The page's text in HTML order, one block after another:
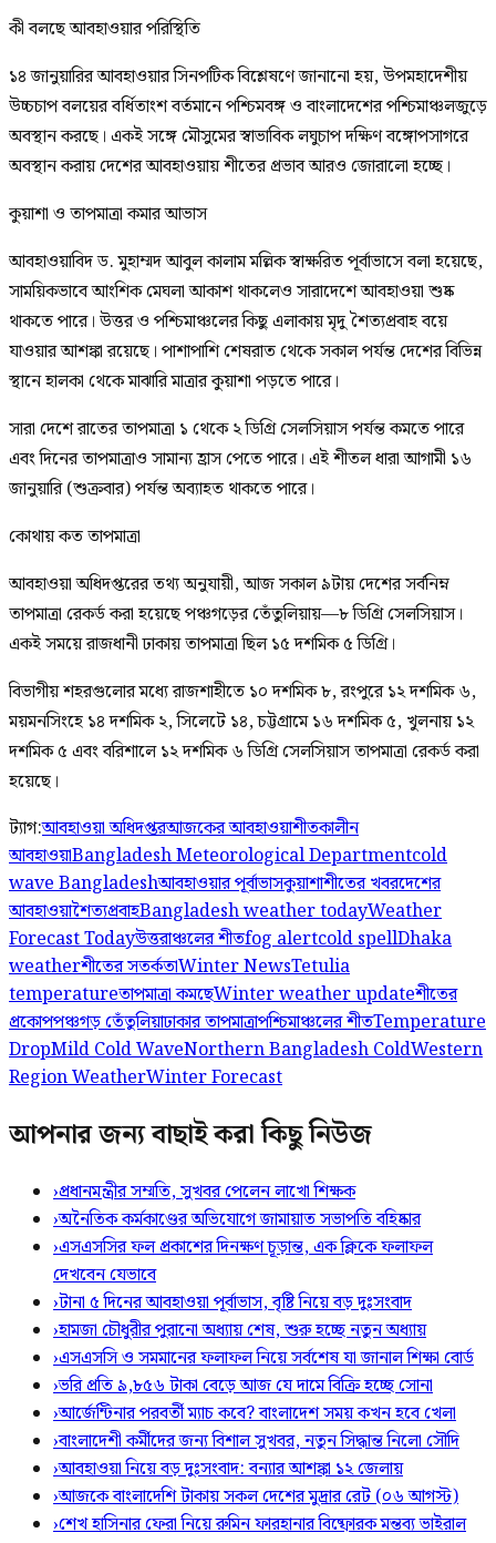
কী বলছে আবহাওয়ার পরিস্থিতি
১৪ জানুয়ারির আবহাওয়ার সিনপটিক বিশ্লেষণে জানানো হয়, উপমহাদেশীয়
উচ্চচাপ বলয়ের বর্ধিতাংশ বর্তমানে পশ্চিমবঙ্গ ও বাংলাদেশের পশ্চিমাঞ্চলজুড়ে
অবস্থান করছে। একই সঙ্গে মৌসুমের স্বাভাবিক লঘুচাপ দক্ষিণ বঙ্গোপসাগরে
অবস্থান করায় দেশের আবহাওয়ায় শীতের প্রভাব আরও জোরালো হচ্ছে।
কুয়াশা ও তাপমাত্রা কমার আভাস
আবহাওয়াবিদ ড. মুহাম্মদ আবুল কালাম মল্লিক স্বাক্ষরিত পূর্বাভাসে বলা হয়েছে,
সাময়িকভাবে আংশিক মেঘলা আকাশ থাকলেও সারাদেশে আবহাওয়া শুষ্ক
থাকতে পারে। উত্তর ও পশ্চিমাঞ্চলের কিছু এলাকায় মৃদু শৈত্যপ্রবাহ বয়ে
যাওয়ার আশঙ্কা রয়েছে। পাশাপাশি শেষরাত থেকে সকাল পর্যন্ত দেশের বিভিন্ন
স্থানে হালকা থেকে মাঝারি মাত্রার কুয়াশা পড়তে পারে।
সারা দেশে রাতের তাপমাত্রা ১ থেকে ২ ডিগ্রি সেলসিয়াস পর্যন্ত কমতে পারে
এবং দিনের তাপমাত্রাও সামান্য হ্রাস পেতে পারে। এই শীতল ধারা আগামী ১৬
জানুয়ারি (শুক্রবার) পর্যন্ত অব্যাহত থাকতে পারে।
কোথায় কত তাপমাত্রা
আবহাওয়া অধিদপ্তরের তথ্য অনুযায়ী, আজ সকাল ৯টায় দেশের সর্বনিম্ন
তাপমাত্রা রেকর্ড করা হয়েছে পঞ্চগড়ের তেঁতুলিয়ায়—৮ ডিগ্রি সেলসিয়াস।
একই সময়ে রাজধানী ঢাকায় তাপমাত্রা ছিল ১৫ দশমিক ৫ ডিগ্রি।
বিভাগীয় শহরগুলোর মধ্যে রাজশাহীতে ১০ দশমিক ৮, রংপুরে ১২ দশমিক ৬,
ময়মনসিংহে ১৪ দশমিক ২, সিলেটে ১৪, চট্টগ্রামে ১৬ দশমিক ৫, খুলনায় ১২
দশমিক ৫ এবং বরিশালে ১২ দশমিক ৬ ডিগ্রি সেলসিয়াস তাপমাত্রা রেকর্ড করা
হয়েছে।
ট্যাগ:আবহাওয়া অধিদপ্তরআজকের আবহাওয়াশীতকালীন
আবহাওয়াBangladesh Meteorological Departmentcold
wave Bangladeshআবহাওয়ার পূর্বাভাসকুয়াশাশীতের খবরদেশের
আবহাওয়াশৈত্যপ্রবাহBangladesh weather todayWeather
Forecast Todayউত্তরাঞ্চলের শীতfog alertcold spellDhaka
weatherশীতের সতর্কতাWinter NewsTetulia
temperatureতাপমাত্রা কমছেWinter weather updateশীতের
প্রকোপপঞ্চগড় তেঁতুলিয়াঢাকার তাপমাত্রাপশ্চিমাঞ্চলের শীতTemperature
DropMild Cold WaveNorthern Bangladesh ColdWestern
Region WeatherWinter Forecast
আপনার জন্য বাছাই করা কিছু নিউজ
›প্রধানমন্ত্রীর সম্মতি, সুখবর পেলেন লাখো শিক্ষক
›অনৈতিক কর্মকাণ্ডের অভিযোগে জামায়াত সভাপতি বহিষ্কার
›এসএসসির ফল প্রকাশের দিনক্ষণ চূড়ান্ত, এক ক্লিকে ফলাফল
দেখবেন যেভাবে
›টানা ৫ দিনের আবহাওয়া পূর্বাভাস, বৃষ্টি নিয়ে বড় দুঃসংবাদ
›হামজা চৌধুরীর পুরানো অধ্যায় শেষ, শুরু হচ্ছে নতুন অধ্যায়
›এসএসসি ও সমমানের ফলাফল নিয়ে সর্বশেষ যা জানাল শিক্ষা বোর্ড
›ভরি প্রতি ৯,৮৫৬ টাকা বেড়ে আজ যে দামে বিক্রি হচ্ছে সোনা
›আর্জেন্টিনার পরবর্তী ম্যাচ কবে? বাংলাদেশ সময় কখন হবে খেলা
›বাংলাদেশী কর্মীদের জন্য বিশাল সুখবর, নতুন সিদ্ধান্ত নিলো সৌদি
›আবহাওয়া নিয়ে বড় দুঃসংবাদ: বন্যার আশঙ্কা ১২ জেলায়
›আজকে বাংলাদেশি টাকায় সকল দেশের মুদ্রার রেট (০৬ আগস্ট)
›শেখ হাসিনার ফেরা নিয়ে রুমিন ফারহানার বিষ্ফোরক মন্তব্য ভাইরাল